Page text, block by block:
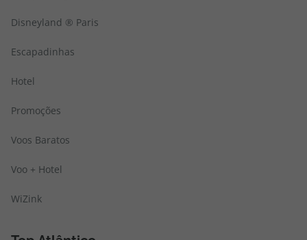
Disneyland ® Paris
Escapadinhas
Hotel
Promoções
Voos Baratos
Voo + Hotel
WiZink